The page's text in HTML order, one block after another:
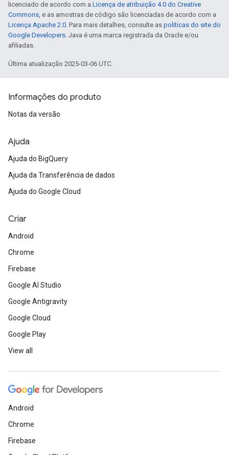
licenciado de acordo com a Licença de atribuição 4.0 do Creative
Commons, e as amostras de código são licenciadas de acordo com a
Licença Apache 2.0. Para mais detalhes, consulte as políticas do site do
Google Developers. Java é uma marca registrada da Oracle e/ou
afiliadas.
Última atualização 2025-03-06 UTC.
Informações do produto
Notas da versão
Ajuda
Ajuda do BigQuery
Ajuda da Transferência de dados
Ajuda do Google Cloud
Criar
Android
Chrome
Firebase
Google AI Studio
Google Antigravity
Google Cloud
Google Play
View all
Android
Chrome
Firebase